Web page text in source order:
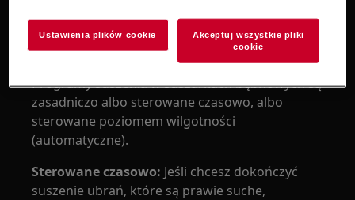
odzieży są zgodne z programem suszenia i
wybranymi opcjami.
Programy suszenia w suszarkach bębnowych są
zasadniczo albo sterowane czasowo, albo
sterowane poziomem wilgotności
(automatyczne).
Sterowane czasowo: Jeśli chcesz dokończyć
suszenie ubrań, które są prawie suche,
Ustawienia plików cookie
Akceptuj wszystkie pliki
cookie